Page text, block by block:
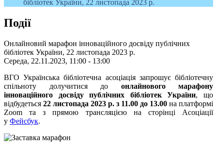
бібліотек України, 22 листопада 2023 р.
Події
Онлайновий марафон інноваційного досвіду публічних
бібліотек України, 22 листопада 2023 р.
Середа, 22.11.2023, 11:00 - 13:00
ВГО Українська бібліотечна асоціація запрошує бібліотечну
спільноту долучитися до онлайнового марафону
інноваційного досвіду публічних бібліотек України, що
відбудеться 22 листопада 2023 р. з 11.00 до 13.00 на платформі
Zoom та з прямою трансляцією на сторінці Асоціації
у Фейсбук.